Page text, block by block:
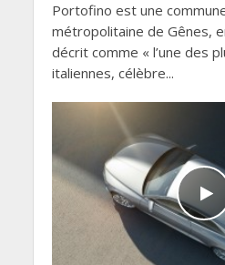
Portofino est une
métropolitaine de Gênes,
décrit comme « l’une des
italiennes, célèbre...